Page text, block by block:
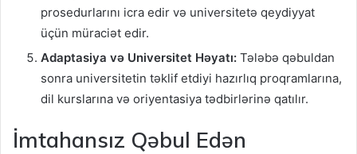
prosedurlarını icra edir və universitetə qeydiyyat
üçün müraciət edir.
Adaptasiya və Universitet Həyatı: Tələbə qəbuldan
sonra universitetin təklif etdiyi hazırlıq proqramlarına,
dil kurslarına və oriyentasiya tədbirlərinə qatılır.
İmtahansız Qəbul Edən